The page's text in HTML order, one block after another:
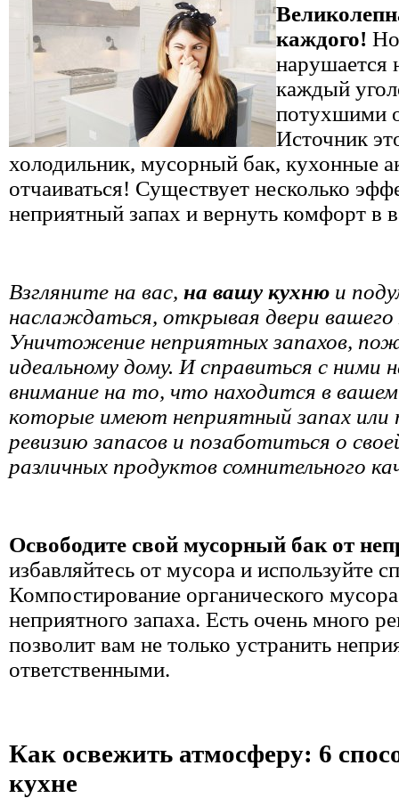
каждого! Но
нарушается
каждый
потухшими
Источник
холодильник, мусорный бак, кухонные
отчаиваться! Существует несколько
неприятный запах и вернуть комфорт в
Взгляните на вас, на вашу кухню и
наслаждаться, открывая двери вашего
Уничтожение неприятных запахов,
идеальному дому. И справиться с
внимание на то, что находится в
которые имеют неприятный запах
ревизию запасов и позаботиться о
различных продуктов сомнительного
Освободите свой мусорный бак от
избавляйтесь от мусора и используйте
Компостирование органического
неприятного запаха. Есть очень много
позволит вам не только устранить
ответственными.
Как освежить атмосферу: 6
кухне